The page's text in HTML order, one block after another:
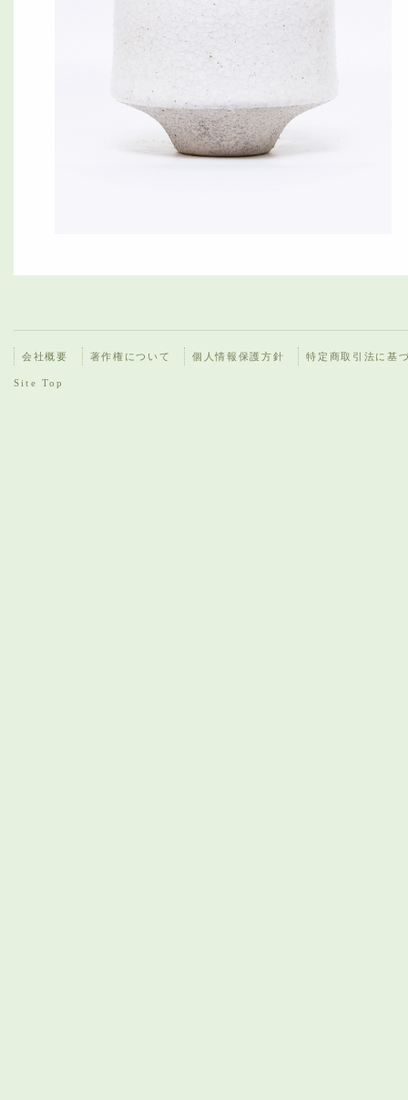
会社概要 著作権について 個人情報保護方針 特定商取引法に基
Site Top